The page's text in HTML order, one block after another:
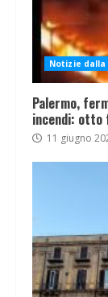
Notizie dalla
Palermo,
incendi: otto
11 giugno